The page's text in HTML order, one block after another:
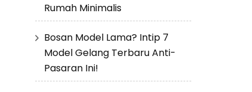
Rumah Minimalis
Bosan Model Lama? Intip 7
Model Gelang Terbaru Anti-
Pasaran Ini!